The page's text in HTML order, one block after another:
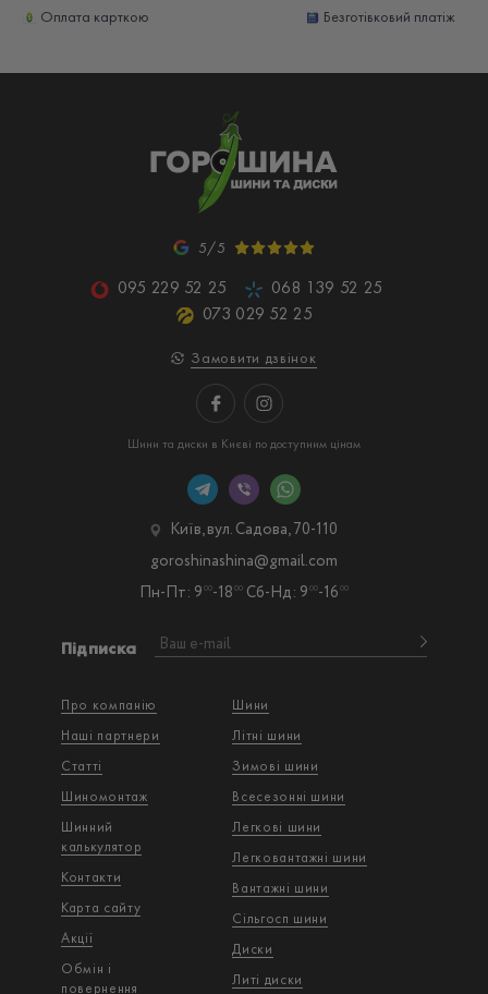
Оплата карткою
Безготівковий платіж
5/5
095 229 52 25
068 139 52 25
073 029 52 25
Замовити дзвінок
Шини та диски в Києві по доступним цінам
Про компанію
Наші партнери
Статті
Шиномонтаж
Шинний
калькулятор
Контакти
Карта сайту
Акції
Обмін і
повернення
Шини
Літні шини
Зимові шини
Всесезонні шини
Легкові шини
Легковантажнi шини
Вантажнi шини
Сільгосп шини
Диски
Литі диски
Підписка
Київ, вул. Садова, 70-110
Пн-Пт: 9 00-18 00 Сб-Нд: 9 00-16 00
goroshinashina@gmail.com